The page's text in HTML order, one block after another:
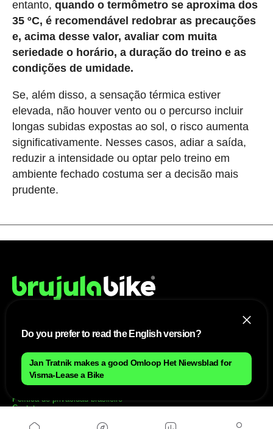
entanto, quando o termômetro se aproxima dos
35 ºC, é recomendável redobrar as precauções
e, acima desse valor, avaliar com muita
seriedade o horário, a duração do treino e as
condições de umidade.
Se, além disso, a sensação térmica estiver
elevada, não houver vento ou o percurso incluir
longas subidas expostas ao sol, o risco aumenta
significativamente. Nesses casos, adiar a saída,
reduzir a intensidade ou optar pelo treino em
ambiente fechado costuma ser a decisão mais
prudente.
NÓS
Mapa do site
Aviso Legal Brasileiro
Política de cookies Brasileiro
Política de privacidad brasileiro
Contato
Do you prefer to read the English version?
Jan Tratnik makes a good Omloop Het Niewsblad for
Visma-Lease a Bike